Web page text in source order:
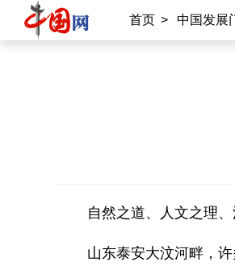
首页 > 中国发展
自然之道、人文之理
山东泰安大汶河畔，